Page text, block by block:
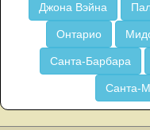
Джона Вэйна
Онтарио
Санта-Барбара
Санта-